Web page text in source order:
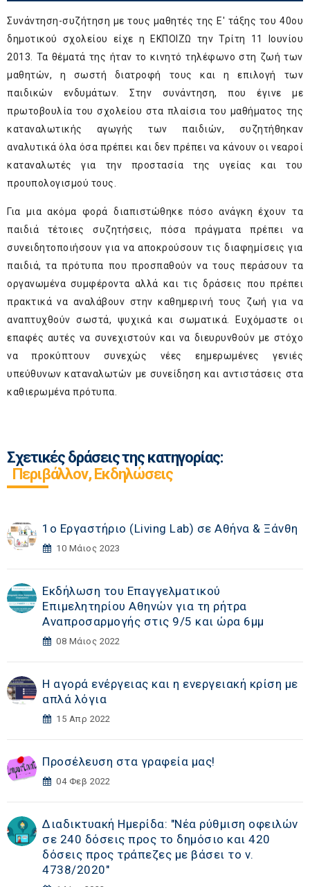
Συνάντηση-συζήτηση με τους μαθητές της Ε' τάξης του 40ου
δημοτικού σχολείου είχε η ΕΚΠΟΙΖΩ την Τρίτη 11 Ιουνίου
2013. Τα θέματά της ήταν το κινητό τηλέφωνο στη ζωή των
μαθητών, η σωστή διατροφή τους και η επιλογή των
παιδικών ενδυμάτων. Στην συνάντηση, που έγινε με
πρωτοβουλία του σχολείου στα πλαίσια του μαθήματος της
καταναλωτικής αγωγής των παιδιών, συζητήθηκαν
αναλυτικά όλα όσα πρέπει και δεν πρέπει να κάνουν οι νεαροί
καταναλωτές για την προστασία της υγείας και του
προυπολογισμού τους.
Για μια ακόμα φορά διαπιστώθηκε πόσο ανάγκη έχουν τα
παιδιά τέτοιες συζητήσεις, πόσα πράγματα πρέπει να
συνειδητοποιήσουν για να αποκρούσουν τις διαφημίσεις για
παιδιά, τα πρότυπα που προσπαθούν να τους περάσουν τα
οργανωμένα συμφέροντα αλλά και τις δράσεις που πρέπει
πρακτικά να αναλάβουν στην καθημερινή τους ζωή για να
αναπτυχθούν σωστά, ψυχικά και σωματικά. Ευχόμαστε οι
επαφές αυτές να συνεχιστούν και να διευρυνθούν με στόχο
να προκύπτουν συνεχώς νέες εημερωμένες γενιές
υπεύθυνων καταναλωτών με συνείδηση και αντιστάσεις στα
καθιερωμένα πρότυπα.
Σχετικές δράσεις της κατηγορίας:
Περιβάλλον, Εκδηλώσεις
1ο Εργαστήριο (Living Lab) σε Αθήνα & Ξάνθη
10 Μάιος 2023
Εκδήλωση του Επαγγελματικού
Επιμελητηρίου Αθηνών για τη ρήτρα
Αναπροσαρμογής στις 9/5 και ώρα 6μμ
08 Μάιος 2022
Η αγορά ενέργειας και η ενεργειακή κρίση με
απλά λόγια
15 Απρ 2022
Προσέλευση στα γραφεία μας!
04 Φεβ 2022
Διαδικτυακή Ημερίδα: "Νέα ρύθμιση οφειλών
σε 240 δόσεις προς το δημόσιο και 420
δόσεις προς τράπεζες με βάσει το ν.
4738/2020"